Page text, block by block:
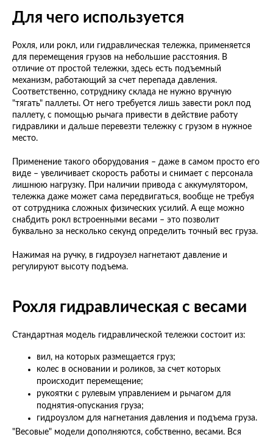
Для чего используется
Рохля, или рокл, или гидравлическая тележка, применяется
для перемещения грузов на небольшие расстояния. В
отличие от простой тележки, здесь есть подъемный
механизм, работающий за счет перепада давления.
Соответственно, сотруднику склада не нужно вручную
"тягать" паллеты. От него требуется лишь завести рокл под
паллету, с помощью рычага привести в действие работу
гидравлики и дальше перевезти тележку с грузом в нужное
место.
Применение такого оборудования – даже в самом просто его
виде – увеличивает скорость работы и снимает с персонала
лишнюю нагрузку. При наличии привода с аккумулятором,
тележка даже может сама передвигаться, вообще не требуя
от сотрудника сложных физических усилий. А еще можно
снабдить рокл встроенными весами – это позволит
буквально за несколько секунд определить точный вес груза.
Нажимая на ручку, в гидроузел нагнетают давление и
регулируют высоту подъема.
Рохля гидравлическая с весами
Стандартная модель гидравлической тележки состоит из:
вил, на которых размещается груз;
колес в основании и роликов, за счет которых
происходит перемещение;
рукоятки с рулевым управлением и рычагом для
поднятия-опускания груза;
гидроузлом для нагнетания давления и подъема груза.
"Весовые" модели дополняются, собственно, весами. Вся